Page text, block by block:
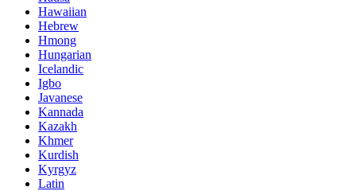
Hawaiian
Hebrew
Hmong
Hungarian
Icelandic
Igbo
Javanese
Kannada
Kazakh
Khmer
Kurdish
Kyrgyz
Latin